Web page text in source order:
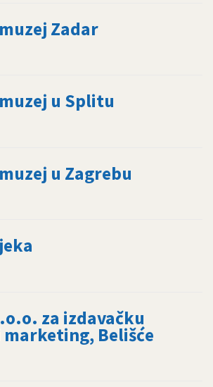
Zadar
u Splitu
u Zagrebu
za izdavačku
Belišće